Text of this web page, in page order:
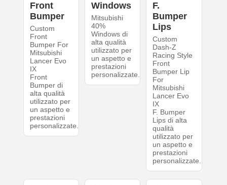
Front
Bumper
Custom
Front
Bumper For
Mitsubishi
Lancer Evo
IX
Front
Bumper di
alta qualità
utilizzato per
un aspetto e
prestazioni
personalizzate.
Windows
Mitsubishi
40%
Windows di
alta qualità
utilizzato per
un aspetto e
prestazioni
personalizzate.
F.
Bumper
Lips
Custom
Dash-Z
Racing Style
Front
Bumper Lip
For
Mitsubishi
Lancer Evo
IX
F. Bumper
Lips di alta
qualità
utilizzato per
un aspetto e
prestazioni
personalizzate.